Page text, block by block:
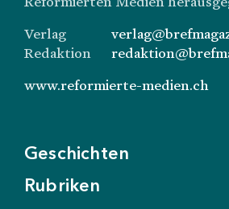
Verlag
Redaktion
www.reformierte-medien.ch
Geschichten
Rubriken